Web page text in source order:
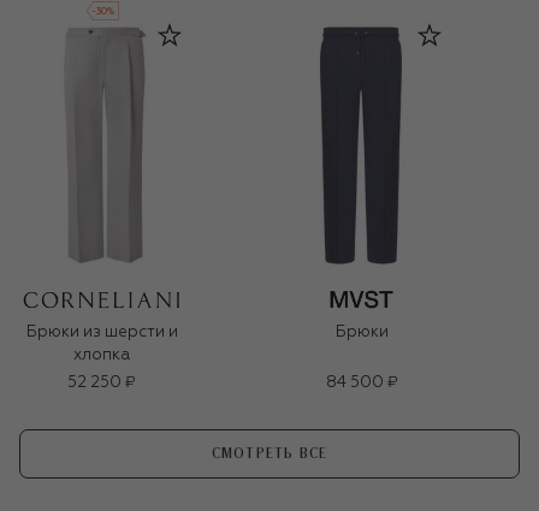
-30%
Брюки из шерсти и
хлопка
52 250 ₽
Брюки
84 500 ₽
СМОТРЕТЬ ВСЕ